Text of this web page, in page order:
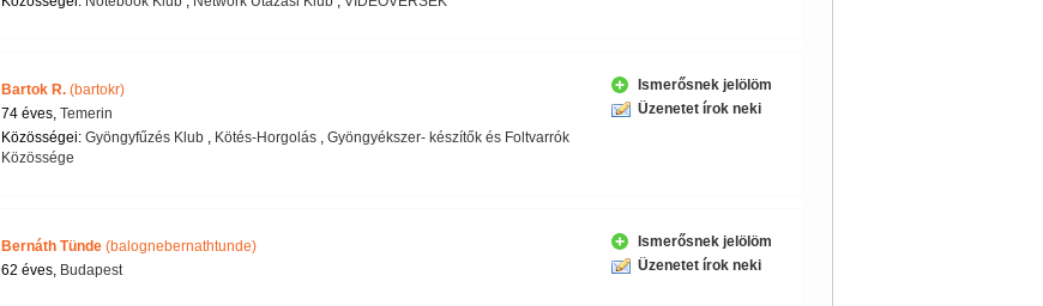
Bartok R.(bartokr)
74 éves, Temerin
Közösségei: Gyöngyfűzés Klub, Kötés-Horgolás, Gyöngyékszer- készítők és Foltvarrók
Közössége
Ismerősnek jelölöm
Üzenetet írok neki
Bernáth Tünde(balognebernathtunde)
62 éves, Budapest
Ismerősnek jelölöm
Üzenetet írok neki